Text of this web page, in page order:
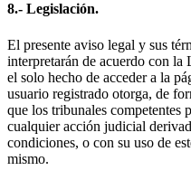
8.- Legislación.
El presente aviso legal y sus
interpretarán de acuerdo con
el solo hecho de acceder a la
usuario registrado otorga, de
que los tribunales competentes
cualquier acción judicial
condiciones, o con su uso de
mismo.